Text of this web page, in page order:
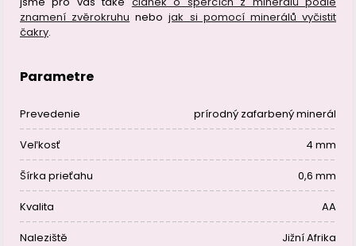
znamení zvěrokruhu nebojak si pomocí minerálů vyčistit
čakry.
Parametre
Prevedenie prírodný zafarbený minerál
Veľkosť 4 mm
Šírka prieťahu 0,6 mm
Kvalita AA
Naleziště Jižní Afrika